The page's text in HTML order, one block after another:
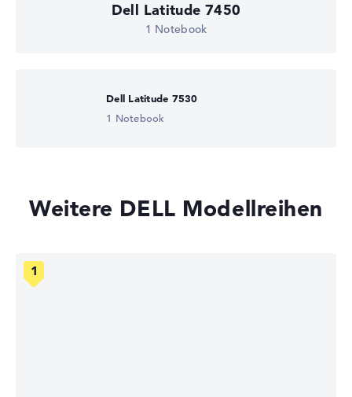
Dell Latitude 7450
1 Notebook
Dell Latitude 7530
1 Notebook
Weitere DELL Modellreihen